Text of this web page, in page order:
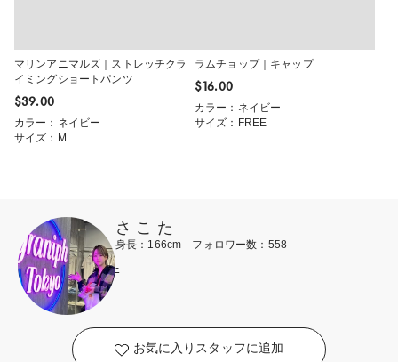
マリンアニマルズ｜ストレッチクラ
イミングショートパンツ
$‌39.00
カラー：ネイビー
サイズ：M
ラムチョップ｜キャップ
$‌16.00
カラー：ネイビー
サイズ：FREE
さ こ た
身長：166cm フォロワー数：558
-
お気に入りスタッフに追加